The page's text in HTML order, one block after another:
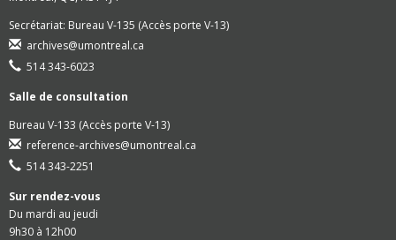
Secrétariat: Bureau V-135 (Accès porte V-13)
archives@umontreal.ca
514 343-6023
Salle de consultation
Bureau V-133 (Accès porte V-13)
reference-archives@umontreal.ca
514 343-2251
Sur rendez-vous
Du mardi au jeudi
9h30 à 12h00